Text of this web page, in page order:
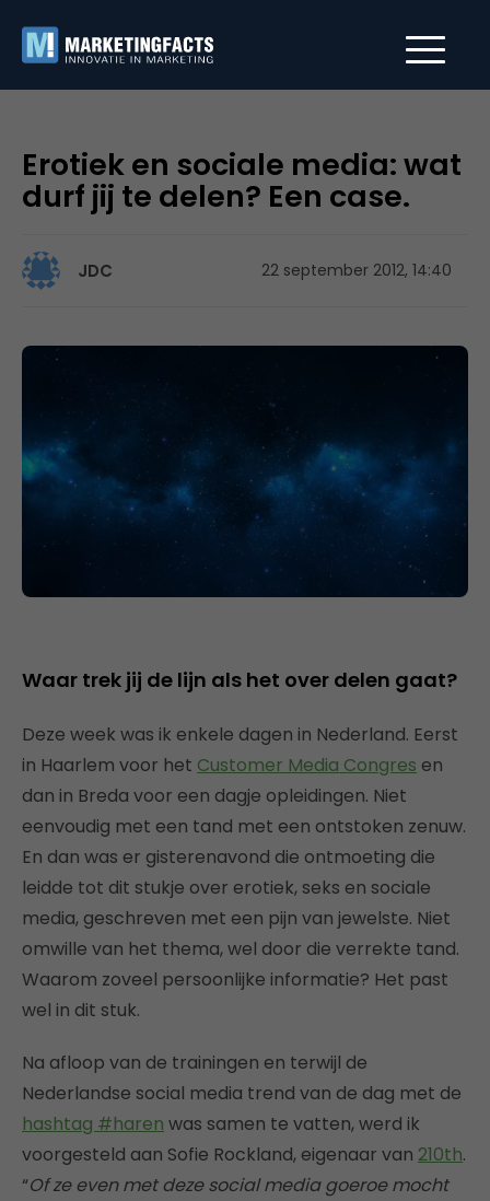
Erotiek en sociale media: wat
durf jij te delen? Een case.
JDC 22 september 2012, 14:40
Waar trek jij de lijn als het over delen gaat?
Deze week was ik enkele dagen in Nederland. Eerst
in Haarlem voor het Customer Media Congres en
dan in Breda voor een dagje opleidingen. Niet
eenvoudig met een tand met een ontstoken zenuw.
En dan was er gisterenavond die ontmoeting die
leidde tot dit stukje over erotiek, seks en sociale
media, geschreven met een pijn van jewelste. Niet
omwille van het thema, wel door die verrekte tand.
Waarom zoveel persoonlijke informatie? Het past
wel in dit stuk.
Na afloop van de trainingen en terwijl de
Nederlandse social media trend van de dag met de
hashtag #haren was samen te vatten, werd ik
voorgesteld aan Sofie Rockland, eigenaar van 210th.
“Of ze even met deze social media goeroe mocht